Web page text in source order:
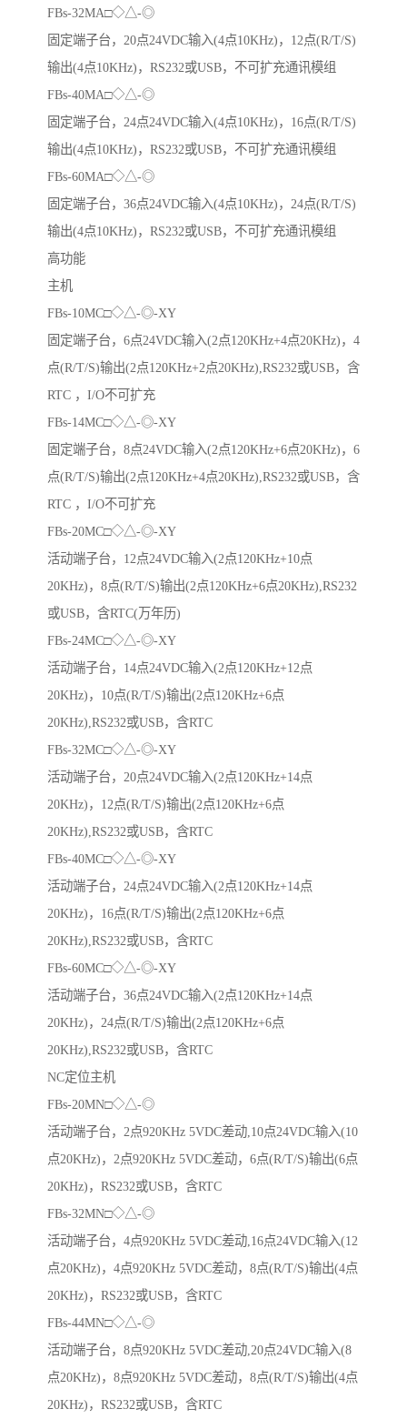
FBs-32MA□◇△-◎
固定端子台，20点24VDC输入(4点10KHz)，12点(R/T/S)
输出(4点10KHz)，RS232或USB，不可扩充通讯模组
FBs-40MA□◇△-◎
固定端子台，24点24VDC输入(4点10KHz)，16点(R/T/S)
输出(4点10KHz)，RS232或USB，不可扩充通讯模组
FBs-60MA□◇△-◎
固定端子台，36点24VDC输入(4点10KHz)，24点(R/T/S)
输出(4点10KHz)，RS232或USB，不可扩充通讯模组
高功能
主机
FBs-10MC□◇△-◎-XY
固定端子台，6点24VDC输入(2点120KHz+4点20KHz)，4
点(R/T/S)输出(2点120KHz+2点20KHz),RS232或USB，含
RTC ，I/O不可扩充
FBs-14MC□◇△-◎-XY
固定端子台，8点24VDC输入(2点120KHz+6点20KHz)，6
点(R/T/S)输出(2点120KHz+4点20KHz),RS232或USB，含
RTC ，I/O不可扩充
FBs-20MC□◇△-◎-XY
活动端子台，12点24VDC输入(2点120KHz+10点
20KHz)，8点(R/T/S)输出(2点120KHz+6点20KHz),RS232
或USB，含RTC(万年历)
FBs-24MC□◇△-◎-XY
活动端子台，14点24VDC输入(2点120KHz+12点
20KHz)，10点(R/T/S)输出(2点120KHz+6点
20KHz),RS232或USB，含RTC
FBs-32MC□◇△-◎-XY
活动端子台，20点24VDC输入(2点120KHz+14点
20KHz)，12点(R/T/S)输出(2点120KHz+6点
20KHz),RS232或USB，含RTC
FBs-40MC□◇△-◎-XY
活动端子台，24点24VDC输入(2点120KHz+14点
20KHz)，16点(R/T/S)输出(2点120KHz+6点
20KHz),RS232或USB，含RTC
FBs-60MC□◇△-◎-XY
活动端子台，36点24VDC输入(2点120KHz+14点
20KHz)，24点(R/T/S)输出(2点120KHz+6点
20KHz),RS232或USB，含RTC
NC定位主机
FBs-20MN□◇△-◎
活动端子台，2点920KHz 5VDC差动,10点24VDC输入(10
点20KHz)，2点920KHz 5VDC差动，6点(R/T/S)输出(6点
20KHz)，RS232或USB，含RTC
FBs-32MN□◇△-◎
活动端子台，4点920KHz 5VDC差动,16点24VDC输入(12
点20KHz)，4点920KHz 5VDC差动，8点(R/T/S)输出(4点
20KHz)，RS232或USB，含RTC
FBs-44MN□◇△-◎
活动端子台，8点920KHz 5VDC差动,20点24VDC输入(8
点20KHz)，8点920KHz 5VDC差动，8点(R/T/S)输出(4点
20KHz)，RS232或USB，含RTC